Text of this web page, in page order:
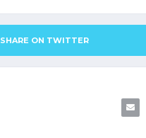
SHARE ON TWITTER